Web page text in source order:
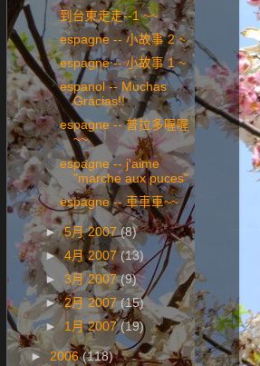
到台東走走--1 ~~
espagne -- 小故事 2 ~
espagne -- 小故事 1 ~
espanol -- Muchas
Gracias!!
espagne -- 普拉多喔喔
~~
espagne -- j'aime
"marche aux puces"
espagne -- 車車車~~
►5月 2007 (8)
►4月 2007(13)
► 3月 2007(9)
►2月 2007(15)
►1月 2007(19)
► 2006(118)